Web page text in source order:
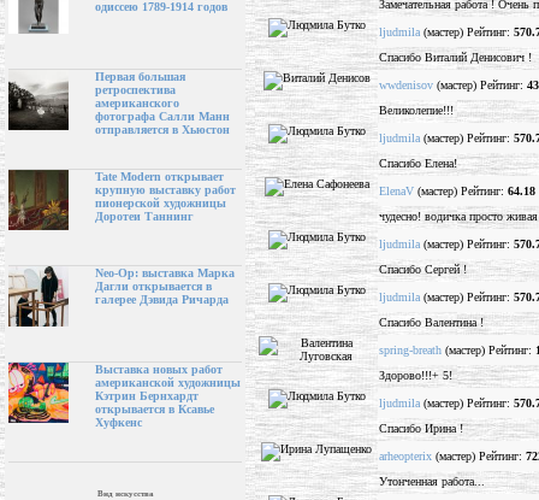
одиссею 1789-1914 годов
Первая большая
ретроспектива
американского
фотографа Салли Манн
отправляется в Хьюстон
Tate Modern открывает
крупную выставку работ
пионерской художницы
Доротеи Таннинг
Neo-Op: выставка Марка
Дагли открывается в
галерее Дэвида Ричарда
Выставка новых работ
американской художницы
Кэтрин Бернхардт
открывается в Ксавье
Хуфкенс
Вид искусства
Замечательная работа ! Очень
ljudmila (мастер) Рейтинг:
Спасибо Виталий Денисович !
wwdenisov (мастер) Рейтинг:
Великолепие!!!
ljudmila (мастер) Рейтинг:
Спасибо Елена!
ElenaV (мастер) Рейтинг: 64.18
чудесно! водичка просто
ljudmila (мастер) Рейтинг:
Спасибо Сергей !
ljudmila (мастер) Рейтинг:
Спасибо Валентина !
spring-breath (мастер) Рейтинг:
Здорово!!!+ 5!
ljudmila (мастер) Рейтинг:
Спасибо Ирина !
arheopterix (мастер) Рейтинг:
Утонченная работа...